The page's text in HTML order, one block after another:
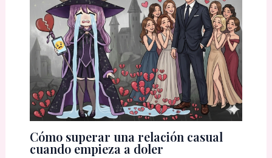
Cómo superar una relación casual
cuando empieza a doler